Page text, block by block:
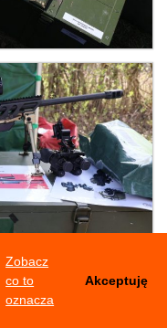
Zobacz
co to
oznacza
Akceptuję